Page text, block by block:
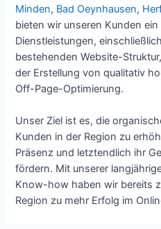
Minden, Bad Oeynhausen,
bieten wir unseren Kunden
Dienstleistungen,
bestehenden Website-
der Erstellung von qualitativ
Off-Page-Optimierung.
Unser Ziel ist es, die
Kunden in der Region zu
Präsenz und letztendlich ihr
fördern. Mit unserer
Know-how haben wir bereits
Region zu mehr Erfolg im